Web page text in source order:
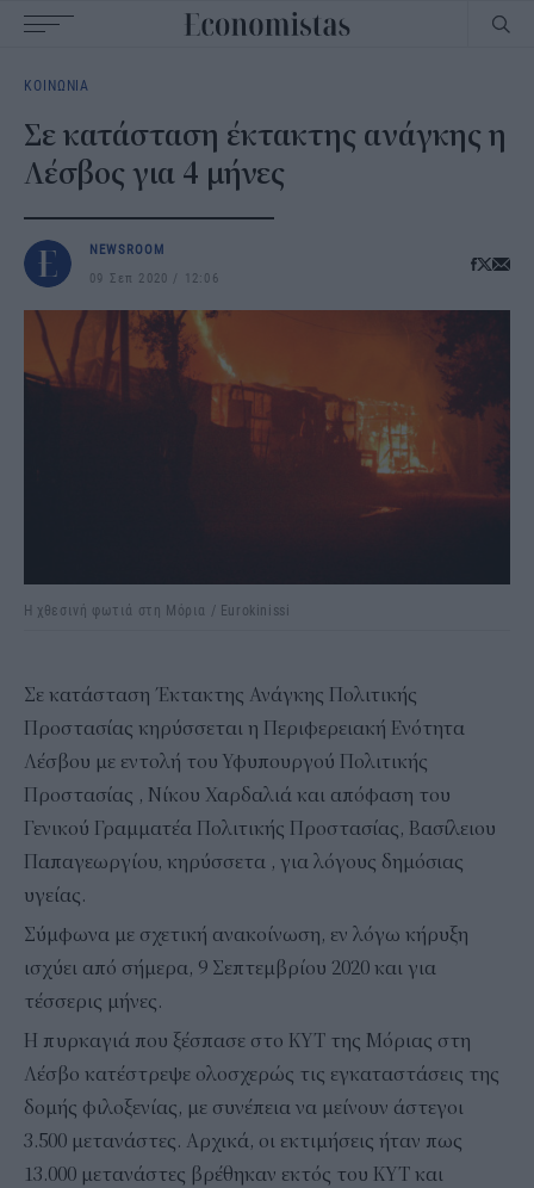
navigation
ΚΟΙΝΩΝΙΑ
Σε κατάσταση έκτακτης ανάγκης η
Λέσβος για 4 μήνες
NEWSROOM
09 Σεπ 2020
12:06
Η χθεσινή φωτιά στη Μόρια / Eurokinissi
Σε κατάσταση Έκτακτης Ανάγκης Πολιτικής
Προστασίας κηρύσσεται η Περιφερειακή Ενότητα
Λέσβου με εντολή του Υφυπουργού Πολιτικής
Προστασίας , Νίκου Χαρδαλιά και απόφαση του
Γενικού Γραμματέα Πολιτικής Προστασίας, Βασίλειου
Παπαγεωργίου, κηρύσσετα , για λόγους δημόσιας
υγείας.
Σύμφωνα με σχετική ανακοίνωση, εν λόγω κήρυξη
ισχύει από σήμερα, 9 Σεπτεμβρίου 2020 και για
τέσσερις μήνες.
Η πυρκαγιά που ξέσπασε στο ΚΥΤ της Μόριας στη
Λέσβο κατέστρεψε ολοσχερώς τις εγκαταστάσεις της
δομής φιλοξενίας, με συνέπεια να μείνουν άστεγοι
3.500 μετανάστες. Αρχικά, οι εκτιμήσεις ήταν πως
13.000 μετανάστες βρέθηκαν εκτός του ΚΥΤ και